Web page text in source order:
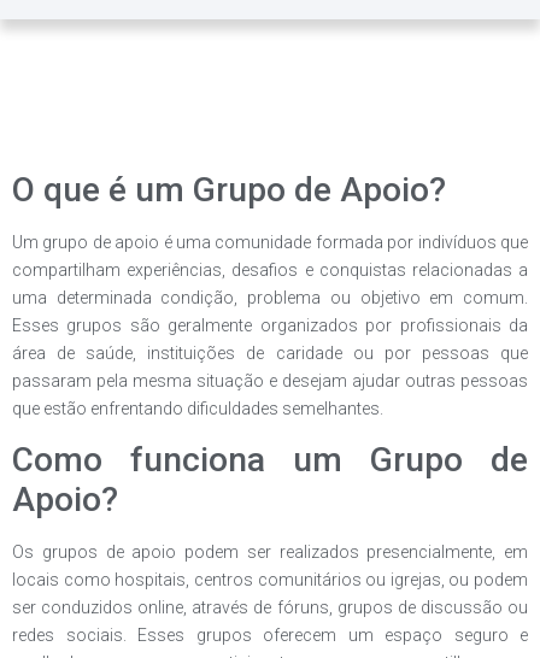
O que é um Grupo de Apoio?
Um grupo de apoio é uma comunidade formada por indivíduos que
compartilham experiências, desafios e conquistas relacionadas a
uma determinada condição, problema ou objetivo em comum.
Esses grupos são geralmente organizados por profissionais da
área de saúde, instituições de caridade ou por pessoas que
passaram pela mesma situação e desejam ajudar outras pessoas
que estão enfrentando dificuldades semelhantes.
Como funciona um Grupo de
Apoio?
Os grupos de apoio podem ser realizados presencialmente, em
locais como hospitais, centros comunitários ou igrejas, ou podem
ser conduzidos online, através de fóruns, grupos de discussão ou
redes sociais. Esses grupos oferecem um espaço seguro e